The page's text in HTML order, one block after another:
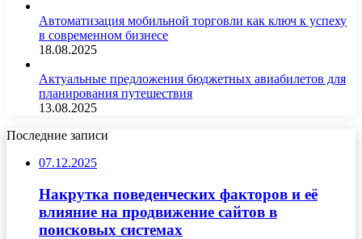
Автоматизация мобильной торговли как ключ к успеху
в современном бизнесе
18.08.2025
Актуальные предложения бюджетных авиабилетов для
планирования путешествия
13.08.2025
Последние записи
07.12.2025
Накрутка поведенческих факторов и её
влияние на продвижение сайтов в
поисковых системах